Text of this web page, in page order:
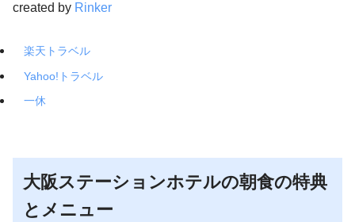
created by Rinker
楽天トラベル
Yahoo!トラベル
一休
大阪ステーションホテルの朝食の特典
とメニュー